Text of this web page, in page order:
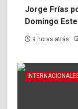
Jorge Frías
Domingo Este
9 horas atrás